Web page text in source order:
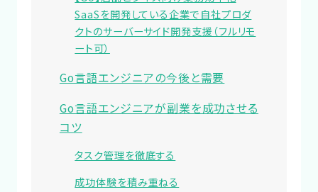
SaaSを開発している企業で自社プロダ
クトのサーバーサイド開発支援（フルリモ
ート可）
Go言語エンジニアの今後と需要
Go言語エンジニアが副業を成功させる
コツ
タスク管理を徹底する
成功体験を積み重ねる